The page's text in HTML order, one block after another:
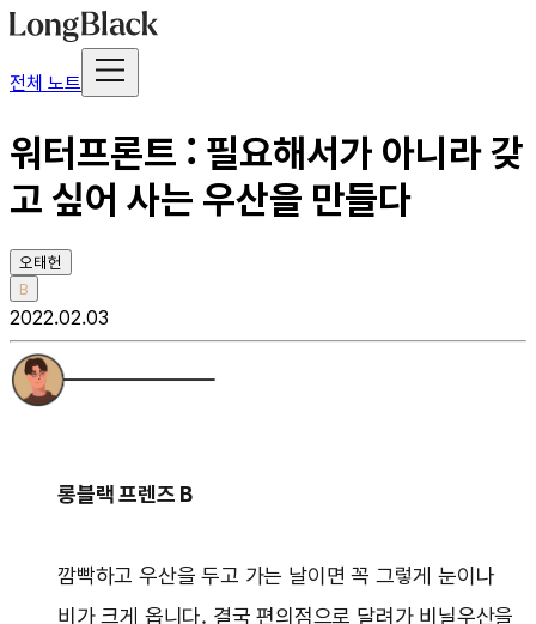
전체 노트
워터프론트 : 필요해서가 아니라 갖
고 싶어 사는 우산을 만들다
오태헌
B
2022.02.03
롱블랙 프렌즈 B
깜빡하고 우산을 두고 가는 날이면 꼭 그렇게 눈이나
비가 크게 옵니다. 결국 편의점으로 달려가 비닐우산을